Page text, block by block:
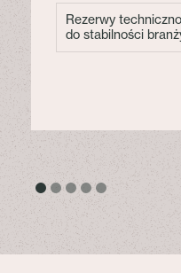
Rezerwy
do stabilności